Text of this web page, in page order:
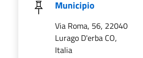
Municipio
Via Roma, 56, 22040
Lurago D'erba CO,
Italia